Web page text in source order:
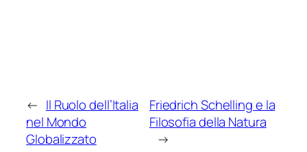
← Il Ruolo dell’Italia
nel Mondo
Globalizzato
Friedrich Schelling e la
Filosofia della Natura
→